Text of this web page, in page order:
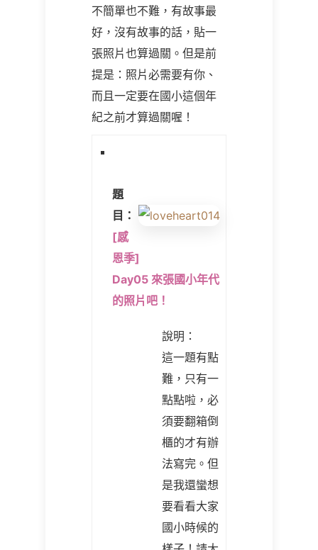
不簡單也不難，有故事最
好，沒有故事的話，貼一
張照片也算過關。但是前
提是：照片必需要有你、
而且一定要在國小這個年
紀之前才算過關喔！
題
目：
[感
恩季]
Day05 來張國小年代
的照片吧！
說明：
這一題有點
難，只有一
點點啦，必
須要翻箱倒
櫃的才有辦
法寫完。但
是我還蠻想
要看看大家
國小時候的